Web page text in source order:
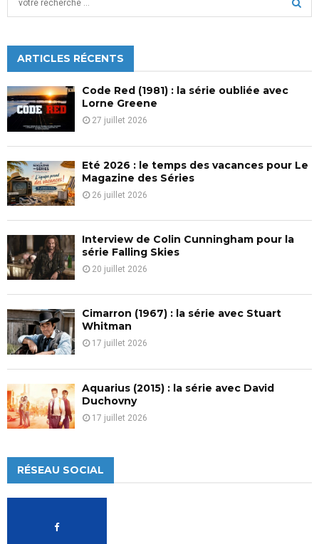
h
f
o
r
:
C
ARTICLES RÉCENTS
Code Red (1981) : la série oubliée avec
Lorne Greene
27 juillet 2026
Eté 2026 : le temps des vacances pour Le
Magazine des Séries
26 juillet 2026
Interview de Colin Cunningham pour la
série Falling Skies
20 juillet 2026
Cimarron (1967) : la série avec Stuart
Whitman
17 juillet 2026
Aquarius (2015) : la série avec David
Duchovny
17 juillet 2026
RÉSEAU SOCIAL